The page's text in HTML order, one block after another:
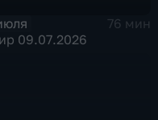
76 мин
09.07.2026